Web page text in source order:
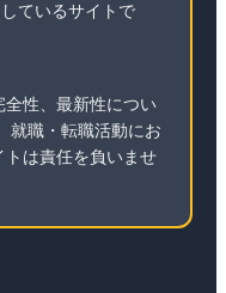
ているサイトで
性、最新性につい
就職・転職活動にお
トは責任を負いませ